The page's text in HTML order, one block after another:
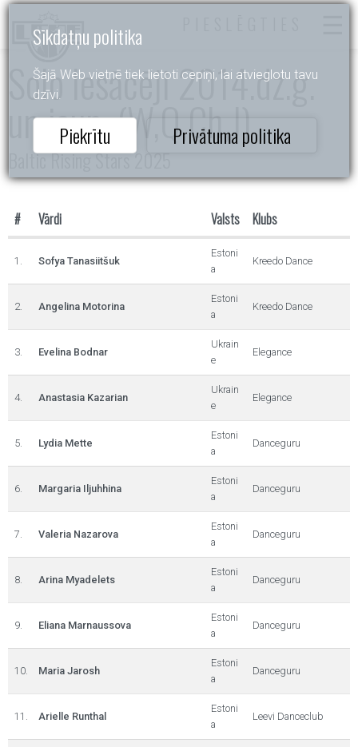
Sīkdatņu politika
Šajā Web vietnē tiek lietoti cepiņi, lai atvieglotu tavu
dzīvi.
Piekrītu Privātuma politika
Solo Iesācēji 2014.dz.g.
un jaun. (W,Q,Ch,J)
Baltic Rising Stars 2025
# Vārdi Valsts Klubs
1. Sofya Tanasiitšuk
Estoni
a
Kreedo Dance
2. Angelina Motorina
Estoni
a
Kreedo Dance
3. Evelina Bodnar
Ukrain
e
Elegance
4. Anastasia Kazarian
Ukrain
e
Elegance
5. Lydia Mette
Estoni
a
Danceguru
6. Margaria Iljuhhina
Estoni
a
Danceguru
7. Valeria Nazarova
Estoni
a
Danceguru
8. Arina Myadelets
Estoni
a
Danceguru
9. Eliana Marnaussova
Estoni
a
Danceguru
10. Maria Jarosh
Estoni
a
Danceguru
11. Arielle Runthal
Estoni
a
Leevi Danceclub